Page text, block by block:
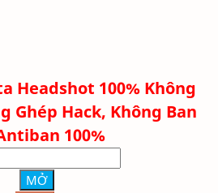
Headshot 100% Không
Ghép Hack, Không Ban
100%
MỞ